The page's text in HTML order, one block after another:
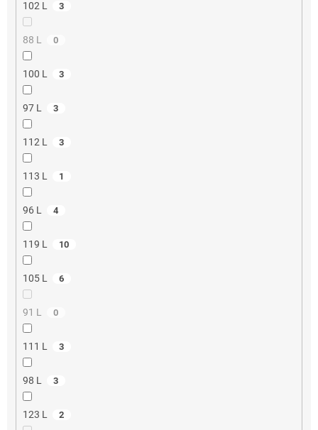
102 L 3
88 L 0
100 L 3
97 L 3
112 L 3
113 L 1
96 L 4
119 L 10
105 L 6
91 L 0
111 L 3
98 L 3
123 L 2